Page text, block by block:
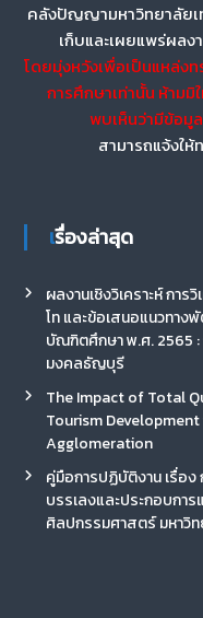
คลังปัญญามหาวิทยาลัยเ
เก็บและเผยแพร่ผลง
โดยมุ่งหวังเพื่อเป็นแหล่ง
การศึกษาเท่านั้น ห้ามมิ
พบเห็นว่ามีข้อมู
สามารถแจ้งให้
เรื่องล่าสุด
ผลงานเชิงวิเคราะห์ กา
โท และข้อเสนอแนวทา
บัณฑิตศึกษา พ.ศ. 2565 :
มงคลธัญบุรี
The Impact of Total
Tourism
Agglomeration
คู่มือการปฏิบัติงาน เรื่อ
บรรเลงและประกอบกา
ศิลปกรรมศาสตร์ มหาวิ